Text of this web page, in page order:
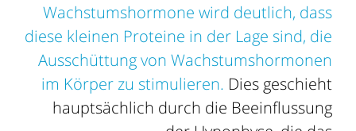
Wachstumshormone wird deutlich, dass
diese kleinen Proteine in der Lage sind, die
Ausschüttung von Wachstumshormonen
im Körper zu stimulieren. Dies geschieht
hauptsächlich durch die Beeinflussung